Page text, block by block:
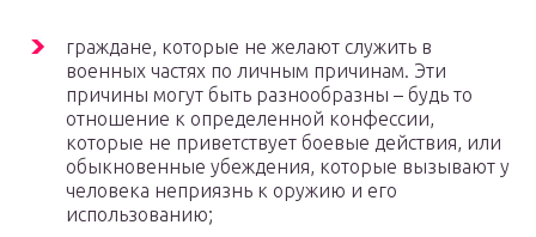
граждане, которые не желают служить в
военных частях по личным причинам. Эти
причины могут быть разнообразны – будь то
отношение к определенной конфессии,
которые не приветствует боевые действия, или
обыкновенные убеждения, которые вызывают у
человека неприязнь к оружию и его
использованию;